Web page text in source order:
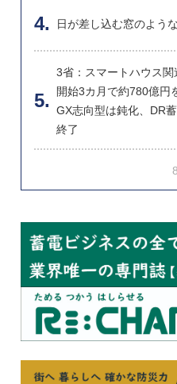
日が差し込む窓のよう
3省：スマートハウス関
開始3カ月で約780億円
GX志向型は鈍化、DR
終了